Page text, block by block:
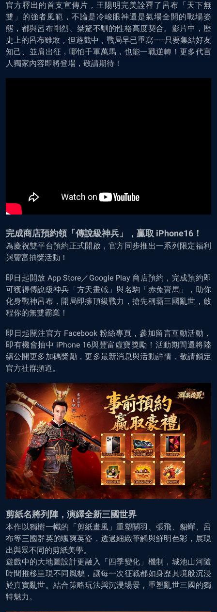
官方釋出的首支宣傳片，王陽明完美詮釋了呂布「天下無
雙」的強者風範，不論是冷峻眼神還是氣場全開的戰場姿
態，都與呂布剛烈、桀驁不馴的性格高度契合。影片中，歷
史上的呂布雖敗，但遊戲中，戰局早已重寫——只要集結好友
知己、並肩出征，哪怕千軍萬馬，也能一戰逆轉！更多代言
人獨家內容即將登場，敬請期待！
完成商店預約領「傳說級神兵」，贏取 iPhone16！
為慶祝雙平台預約正式開啟，官方同步推出一系列限定福利
與豐富抽獎活動！
即日起開放 App Store／Google Play 商店預約，完成預約即
可獲得傳說級神兵「方天畫戟」與名駒「赤兔寶馬」，助你
化身戰神呂布，開局即擁頂級戰力，搶先稱霸三國亂世，啟
程你的無雙霸業！
即日起關注官方 Facebook 粉絲專頁，參加留言互動活動，
即有機會抽中 iPhone 16與豐富虛寶獎勵！活動期間還將陸
續公開更多加碼獎勵，更多最新消息與活動詳情，敬請鎖定
官方社群頻道。
剪紙名將列陣，演繹全新三國世界
本作以獨樹一幟的「剪紙畫風」重塑關羽、張飛、貂蟬、呂
布等三國群英的颯爽英姿，透過細緻筆觸與鮮明色彩，展現
出與眾不同的剪紙美學。
遊戲中的大地圖設計更融入「四季變化」機制，城池山河隨
時間推移呈現不同風貌，讓每一次征戰都如身歷其境般沉浸
於真實亂世。結合策略玩法與沉浸場景，重塑亂世三國的獨
特魅力。